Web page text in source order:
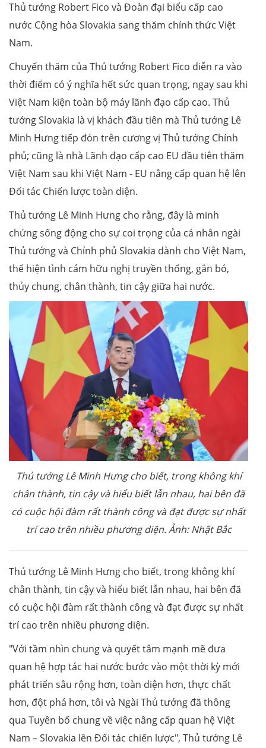
Thủ tướng Robert Fico và Đoàn đại biểu cấp cao
nước Cộng hòa Slovakia sang thăm chính thức Việt
Nam.
Chuyến thăm của Thủ tướng Robert Fico diễn ra vào
thời điểm có ý nghĩa hết sức quan trọng, ngay sau khi
Việt Nam kiện toàn bộ máy lãnh đạo cấp cao. Thủ
tướng Slovakia là vị khách đầu tiên mà Thủ tướng Lê
Minh Hưng tiếp đón trên cương vị Thủ tướng Chính
phủ; cũng là nhà Lãnh đạo cấp cao EU đầu tiên thăm
Việt Nam sau khi Việt Nam - EU nâng cấp quan hệ lên
Đối tác Chiến lược toàn diện.
Thủ tướng Lê Minh Hưng cho rằng, đây là minh
chứng sống động cho sự coi trọng của cá nhân ngài
Thủ tướng và Chính phủ Slovakia dành cho Việt Nam,
thể hiện tình cảm hữu nghị truyền thống, gắn bó,
thủy chung, chân thành, tin cậy giữa hai nước.
Thủ tướng Lê Minh Hưng cho biết, trong không khí
chân thành, tin cậy và hiểu biết lẫn nhau, hai bên đã
có cuộc hội đàm rất thành công và đạt được sự nhất
trí cao trên nhiều phương diện. Ảnh: Nhật Bắc
Thủ tướng Lê Minh Hưng cho biết, trong không khí
chân thành, tin cậy và hiểu biết lẫn nhau, hai bên đã
có cuộc hội đàm rất thành công và đạt được sự nhất
trí cao trên nhiều phương diện.
"Với tầm nhìn chung và quyết tâm mạnh mẽ đưa
quan hệ hợp tác hai nước bước vào một thời kỳ mới
phát triển sâu rộng hơn, toàn diện hơn, thực chất
hơn, đột phá hơn, tôi và Ngài Thủ tướng đã thông
qua Tuyên bố chung về việc nâng cấp quan hệ Việt
Nam – Slovakia lên Đối tác chiến lược", Thủ tướng Lê